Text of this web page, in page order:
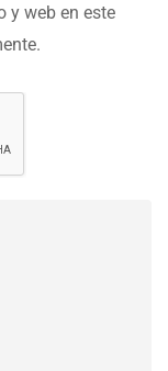
y web en este